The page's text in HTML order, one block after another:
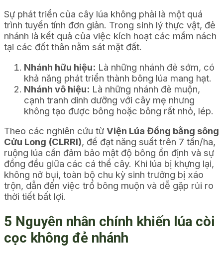
Sự phát triển của cây lúa không phải là một quá
trình tuyến tính đơn giản. Trong sinh lý thực vật, đẻ
nhánh là kết quả của việc kích hoạt các mầm nách
tại các đốt thân nằm sát mặt đất.
Nhánh hữu hiệu: Là những nhánh đẻ sớm, có
khả năng phát triển thành bông lúa mang hạt.
Nhánh vô hiệu: Là những nhánh đẻ muộn,
cạnh tranh dinh dưỡng với cây mẹ nhưng
không tạo được bông hoặc bông rất nhỏ, lép.
Theo các nghiên cứu từ Viện Lúa Đồng bằng sông
Cửu Long (CLRRI), để đạt năng suất trên 7 tấn/ha,
ruộng lúa cần đảm bảo mật độ bông ổn định và sự
đồng đều giữa các cá thể cây. Khi lúa bị khựng lại,
không nở bụi, toàn bộ chu kỳ sinh trưởng bị xáo
trộn, dẫn đến việc trổ bông muộn và dễ gặp rủi ro
thời tiết bất lợi.
5 Nguyên nhân chính khiến lúa còi
cọc không đẻ nhánh